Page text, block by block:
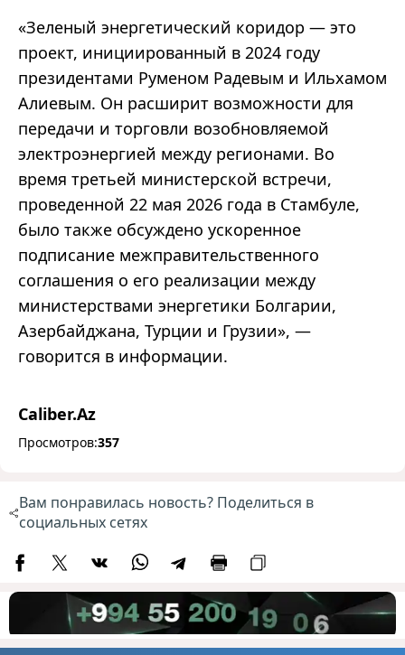
«Зеленый энергетический коридор — это
проект, инициированный в 2024 году
президентами Руменом Радевым и Ильхамом
Алиевым. Он расширит возможности для
передачи и торговли возобновляемой
электроэнергией между регионами. Во
время третьей министерской встречи,
проведенной 22 мая 2026 года в Стамбуле,
было также обсуждено ускоренное
подписание межправительственного
соглашения о его реализации между
министерствами энергетики Болгарии,
Азербайджана, Турции и Грузии», —
говорится в информации.
Caliber.Az
Просмотров:357
Вам понравилась новость? Поделиться в
социальных сетях